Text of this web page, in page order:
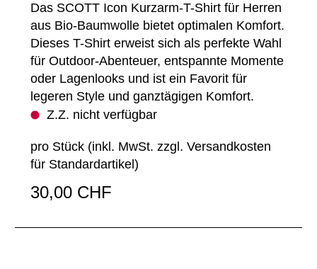
Das SCOTT Icon Kurzarm-T-Shirt für Herren
aus Bio-Baumwolle bietet optimalen Komfort.
Dieses T-Shirt erweist sich als perfekte Wahl
für Outdoor-Abenteuer, entspannte Momente
oder Lagenlooks und ist ein Favorit für
legeren Style und ganztägigen Komfort.
Z.Z. nicht verfügbar
pro Stück (inkl. MwSt. zzgl. Versandkosten
für Standardartikel )
30,00 CHF